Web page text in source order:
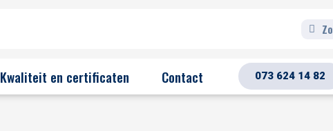
Kwaliteit en certificaten Contact 073 624 14 82